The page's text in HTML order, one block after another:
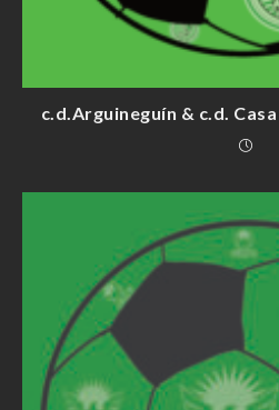
c.d.Arguineguín & c.d.